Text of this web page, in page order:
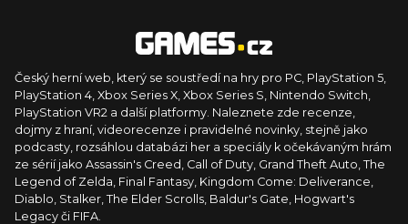
Český herní web, který se soustředí na hry pro PC, PlayStation 5,
PlayStation 4, Xbox Series X, Xbox Series S, Nintendo Switch,
PlayStation VR2 a další platformy. Naleznete zde recenze,
dojmy z hraní, videorecenze i pravidelné novinky, stejně jako
podcasty, rozsáhlou databázi her a speciály k očekávaným hrám
ze sérií jako Assassin's Creed, Call of Duty, Grand Theft Auto, The
Legend of Zelda, Final Fantasy, Kingdom Come: Deliverance,
Diablo, Stalker, The Elder Scrolls, Baldur's Gate, Hogwart's
Legacy či FIFA.